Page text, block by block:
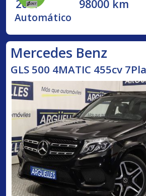
2017 98000 km
Automático
Mercedes Benz
GLS 500 4MATIC 455cv